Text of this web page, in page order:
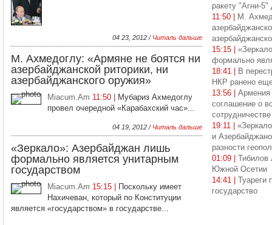
04 23, 2012 / Читаль дальше
М. Ахмедоглу: «Армяне не боятся ни
азербайджанской риторики, ни
азербайджанского оружия»
Miacum.Am 11:50 |
Мубариз Ахмедоглу
провел очередной «Карабахский час»...
04 19, 2012 / Читаль дальше
«Зеркало»: Азербайджан лишь
формально является унитарным
государством
Miacum.Am 15:15 |
Поскольку имеет
Нахичеван, который по Конституции
является «государством» в государстве...
ракету "Агни-
11:50 |
М.
15:15 |
формально
18:41 |
В
НКР ранено
13:56 | Армения
соглашение о
сотрудничестве
19:11 |
и
разности
01:09 | Тибилов
Южной Осетии
14:41 | Туареги
государство